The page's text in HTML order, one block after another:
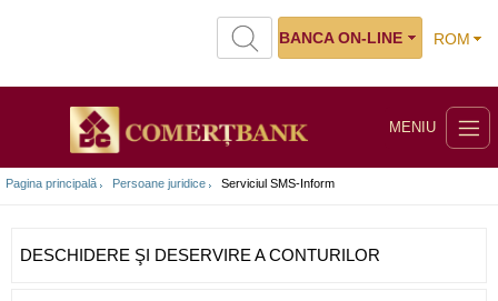
ROM
BANCA ON-LINE
MENIU
Pagina principală Persoane juridice Serviciul SMS-Inform
DESCHIDERE ŞI DESERVIRE A CONTURILOR